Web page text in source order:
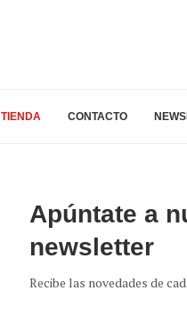
TIENDA CONTACTO
Apúntate a
newsletter
Recibe las novedades de